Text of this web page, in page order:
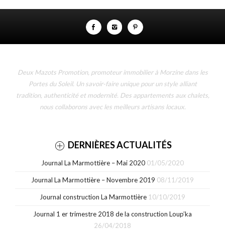
Deux Mazots Promotion, promoteur immobilier à Morzine dans les
Portes du Soleil. Un savoir-faire unique pour un style alliant
tradition, authenticité et modernité. Des appartements aux chalets,
nous collaborons avec les meilleurs artisans locaux.
DERNIÈRES ACTUALITÉS
Journal La Marmottière – Mai 2020 01/05/2020
Journal La Marmottière – Novembre 2019 08/11/2019
Journal construction La Marmottière 10/10/2019
Journal 1 er trimestre 2018 de la construction Loup’ka
26/04/2018